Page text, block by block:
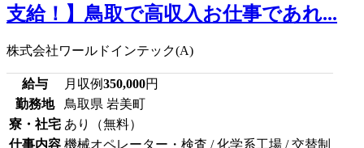
支給！】鳥取で高収入お仕事であれ...
株式会社ワールドインテック(A)
給与 月収例350,000円
勤務地
鳥取県 岩美町
寮・社宅 あり（無料）
仕事内容 機械オペレーター・検査 / 化学系工場 / 交替制